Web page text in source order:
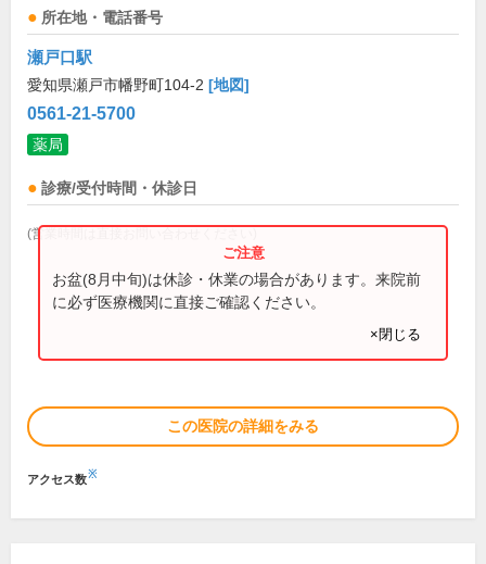
所在地・電話番号
瀬戸口駅
愛知県瀬戸市幡野町104-2 [地図]
0561-21-5700
薬局
診療/受付時間・休診日
(営業時間は直接お問い合わせください)
お盆(8月中旬)は休診・休業の場合があります。来院前
に必ず医療機関に直接ご確認ください。
×閉じる
この医院の詳細をみる
アクセス数※